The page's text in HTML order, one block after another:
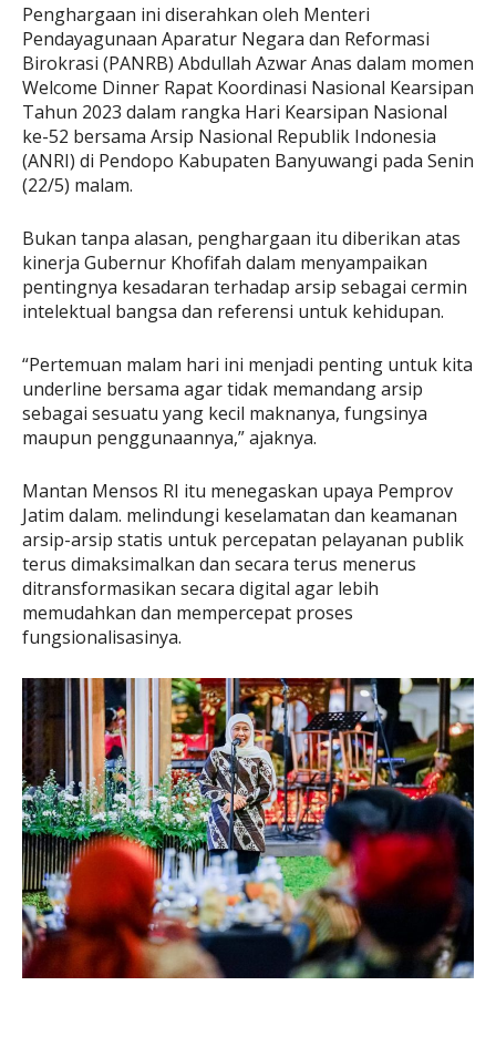
Penghargaan ini diserahkan oleh Menteri
Pendayagunaan Aparatur Negara dan Reformasi
Birokrasi (PANRB) Abdullah Azwar Anas dalam momen
Welcome Dinner Rapat Koordinasi Nasional Kearsipan
Tahun 2023 dalam rangka Hari Kearsipan Nasional
ke-52 bersama Arsip Nasional Republik Indonesia
(ANRI) di Pendopo Kabupaten Banyuwangi pada Senin
(22/5) malam.
Bukan tanpa alasan, penghargaan itu diberikan atas
kinerja Gubernur Khofifah dalam menyampaikan
pentingnya kesadaran terhadap arsip sebagai cermin
intelektual bangsa dan referensi untuk kehidupan.
“Pertemuan malam hari ini menjadi penting untuk kita
underline bersama agar tidak memandang arsip
sebagai sesuatu yang kecil maknanya, fungsinya
maupun penggunaannya,” ajaknya.
Mantan Mensos RI itu menegaskan upaya Pemprov
Jatim dalam. melindungi keselamatan dan keamanan
arsip-arsip statis untuk percepatan pelayanan publik
terus dimaksimalkan dan secara terus menerus
ditransformasikan secara digital agar lebih
memudahkan dan mempercepat proses
fungsionalisasinya.